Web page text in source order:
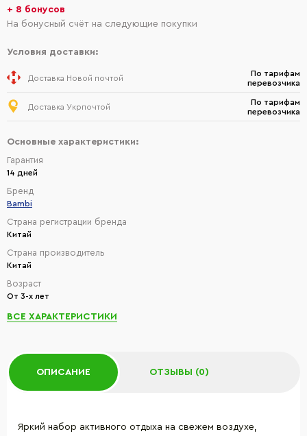
+ 8 бонусов
На бонусный счёт на следующие покупки
Условия доставки:
Доставка Новой почтой
По тарифам
перевозчика
Доставка Укрпочтой
По тарифам
перевозчика
Основные характеристики:
Гарантия
14 дней
Бренд
Bambi
Страна регистрации бренда
Китай
Страна производитель
Китай
Возраст
От 3-х лет
ВСЕ ХАРАКТЕРИСТИКИ
ОПИСАНИЕ ОТЗЫВЫ (0)
Яркий набор активного отдыха на свежем воздухе,